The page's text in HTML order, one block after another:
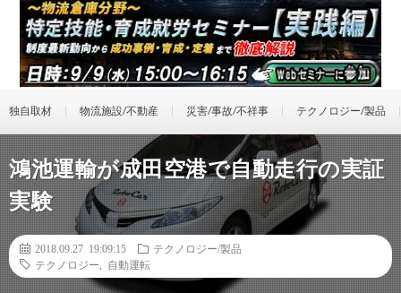
独自取材 物流施設/不動産 災害/事故/不祥事 テクノロジー/製品
鴻池運輸が成田空港で自動走行の実証
実験
2018.09.27 19:09:15
テクノロジー/製品
テクノロジー
自動運転